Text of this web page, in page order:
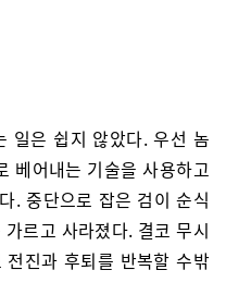
일은 쉽지 않았다. 우선 놈
베어내는 기술을 사용하고
. 중단으로 잡은 검이 순식
르고 사라졌다. 결코 무시
진과 후퇴를 반복할 수밖